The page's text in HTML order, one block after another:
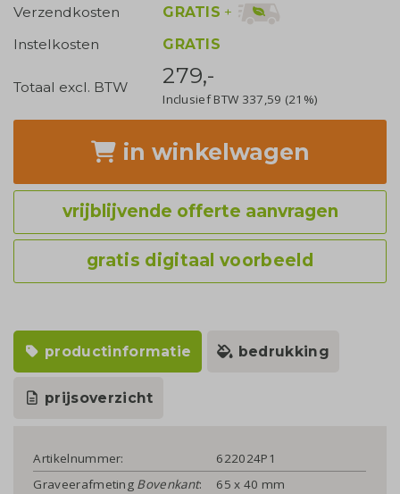
Verzendkosten
GRATIS +
Instelkosten
GRATIS
Totaal excl. BTW 279,-
Inclusief BTW 337,59 (21%)
in winkelwagen
vrijblijvende offerte aanvragen
gratis digitaal voorbeeld
productinformatie bedrukking
prijsoverzicht
Artikelnummer:
622024P1
Graveerafmeting Bovenkant:
65 x 40 mm